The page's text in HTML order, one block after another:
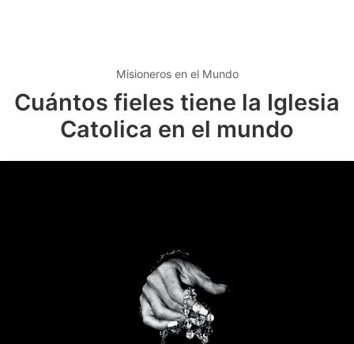
Misioneros en el Mundo
Cuántos fieles tiene la Iglesia
Catolica en el mundo